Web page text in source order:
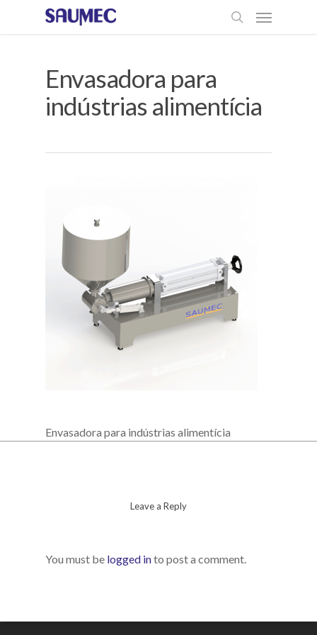
Envasadora para
indústrias alimentícia
Envasadora para indústrias alimentícia
Leave a Reply
You must be logged into post a comment.